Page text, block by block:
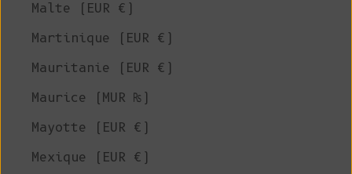
Malte (EUR €)
Martinique (EUR €)
Mauritanie (EUR €)
Maurice (MUR ₨)
Mayotte (EUR €)
Mexique (EUR €)